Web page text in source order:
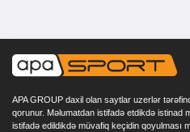
APA GROUP daxil olan saytlar uzerlər
qorunur. Məlumatdan istifadə etdikdə istinad
istifadə edildikdə müvafiq keçidin qoyulması